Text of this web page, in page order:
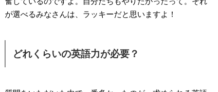
が選べるみなさんは、ラッキーだと思いますよ！
どれくらいの英語力が必要？